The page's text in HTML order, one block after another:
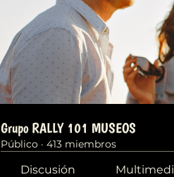
Grupo RALLY 101 MUSEOS
Público · 413 miembros
Discusión